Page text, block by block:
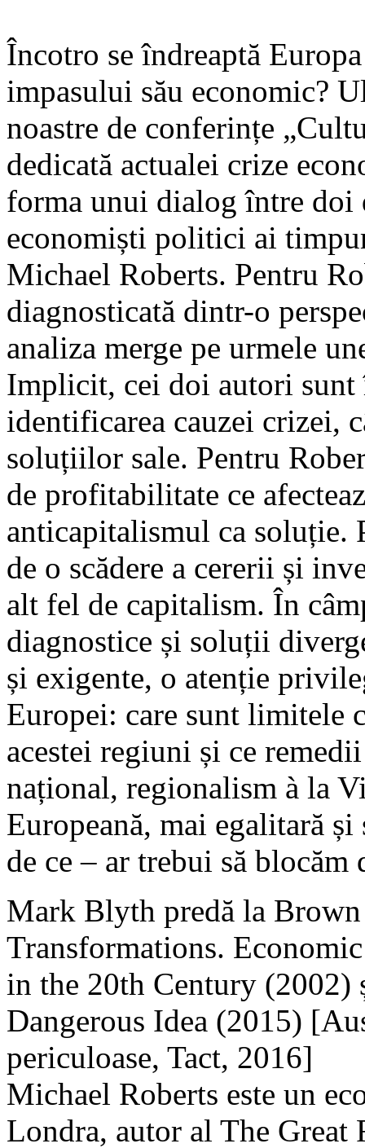
Încotro se îndreaptă
impasului său economic?
noastre de conferințe
dedicată actualei crize
forma unui dialog între
economiști politici ai
Michael Roberts. Pentru
diagnosticată dintr-o
analiza merge pe urmele
Implicit, cei doi autori sunt
identificarea cauzei crizei,
soluțiilor sale. Pentru
de profitabilitate ce
anticapitalismul ca soluție.
de o scădere a cererii și
alt fel de capitalism. În
diagnostice și soluții
și exigente, o atenție
Europei: care sunt limitele
acestei regiuni și ce
național, regionalism à la
Europeană, mai egalitară
de ce – ar trebui să blocăm
Mark Blyth predă la
Transformations.
in the 20th Century
Dangerous Idea (2015)
periculoase, Tact, 2016]
Michael Roberts este un
Londra, autor al The Great